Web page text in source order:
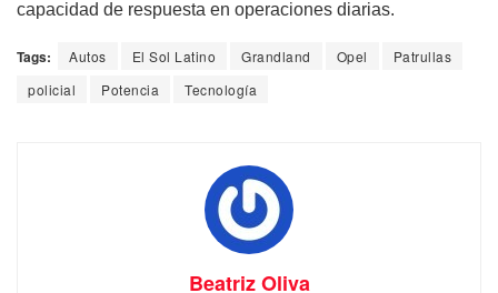
capacidad de respuesta en operaciones diarias.
Tags: Autos El Sol Latino Grandland Opel
Patrullas
policial
Potencia Tecnología
Beatriz Oliva